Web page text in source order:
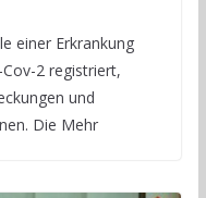
einer Erkrankung
2 registriert,
und
Die Mehr